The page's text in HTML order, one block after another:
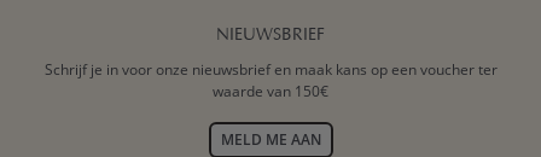
NIEUWSBRIEF
Schrijf je in voor onze nieuwsbrief en maak kans op een voucher ter
waarde van 150€
MELD ME AAN